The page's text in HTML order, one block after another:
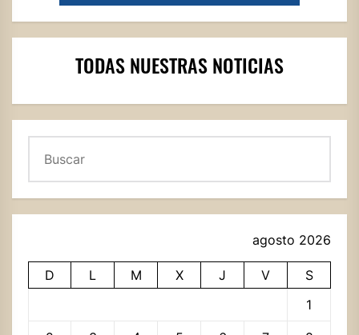
TODAS NUESTRAS NOTICIAS
agosto 2026
D L M X J V
S
1